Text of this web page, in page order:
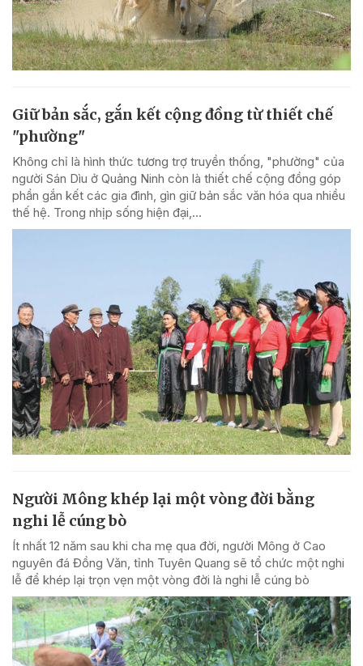
Giữ bản sắc, gắn kết cộng đồng từ thiết chế
"phường"
Không chỉ là hình thức tương trợ truyền thống, "phường" của
người Sán Dìu ở Quảng Ninh còn là thiết chế cộng đồng góp
phần gắn kết các gia đình, gìn giữ bản sắc văn hóa qua nhiều
thế hệ. Trong nhịp sống hiện đại,...
Người Mông khép lại một vòng đời bằng
nghi lễ cúng bò
Ít nhất 12 năm sau khi cha mẹ qua đời, người Mông ở Cao
nguyên đá Đồng Văn, tỉnh Tuyên Quang sẽ tổ chức một nghi
lễ để khép lại trọn vẹn một vòng đời là nghi lễ cúng bò